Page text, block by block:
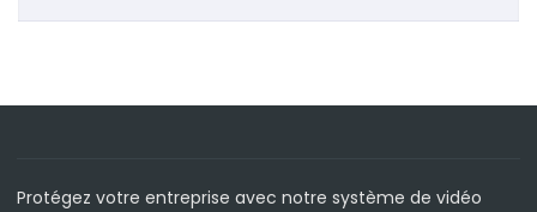
Protégez votre entreprise avec notre système de vidéo